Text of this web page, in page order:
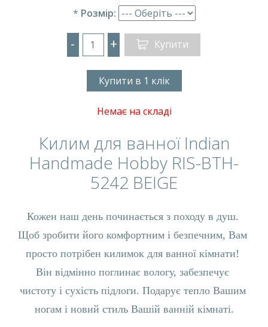
* Розмір:
- + Купити
Купити в 1 клік
Немає на складі
Килим для ванної Indian
Handmade Hobby RIS-BTH-
5242 BEIGE
Кожен наш день починається з походу в душ.
Щоб зробити його комфортним і безпечним, Вам
просто потрібен килимок для ванної кімнати!
Він відмінно поглинає вологу, забезпечує
чистоту і сухість підлоги. Подарує тепло Вашим
ногам і новий стиль Вашій ванній кімнаті.